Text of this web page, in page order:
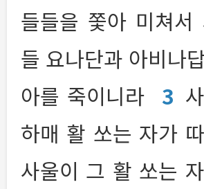
들들을 쫓아 미쳐서
들 요나단과 아비나
아를 죽이니라 3
하매 활 쏘는 자가
사울이 그 활 쏘는